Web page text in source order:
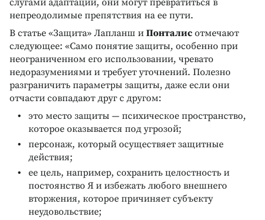
непреодолимые препятствия на ее пути.
В статье «Защита» Лапланш и Понталис отмечают
следующее: «Само понятие защиты, особенно при
неограниченном его использовании, чревато
недоразумениями и требует уточнений. Полезно
разграничить параметры защиты, даже если они
отчасти совпадают друг с другом:
это место защиты — психическое пространство,
которое оказывается под угрозой;
персонаж, который осуществяет защитные
действия;
ее цель, например, сохранить целостность и
постоянство Я и избежать любого внешнего
вторжения, которое причиняет субъекту
неудовольствие;